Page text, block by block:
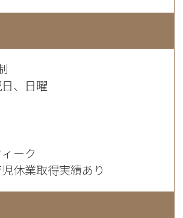
、日曜
ーク
休業取得実績あり